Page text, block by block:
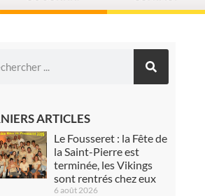
ARTICLES
Le Fousseret : la Fête de
la Saint-Pierre est
terminée, les Vikings
sont rentrés chez eux
6 août 2026